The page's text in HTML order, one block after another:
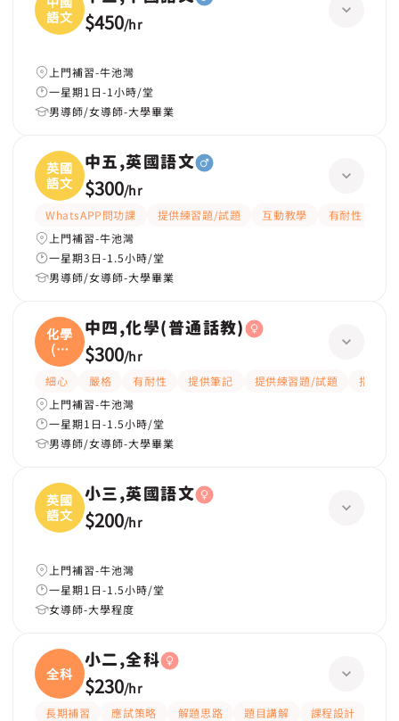
語文
$450/hr
上門補習-牛池灣
一星期1日-1小時/堂
男導師/女導師-大學畢業
英國
語文
中五,英國語文
$300/hr
WhatsAPP問功課 提供練習題/試題 互動教學 有耐性
上門補習-牛池灣
一星期3日-1.5小時/堂
男導師/女導師-大學畢業
化學
(普
通
中四,化學(普通話教)
$300/hr
細心 嚴格 有耐性 提供筆記 提供練習題/試題
指導功
上門補習-牛池灣
一星期1日-1.5小時/堂
男導師/女導師-大學畢業
英國
語文
小三,英國語文
$200/hr
上門補習-牛池灣
一星期1日-1.5小時/堂
女導師-大學程度
全科
小二,全科
$230/hr
長期補習 應試策略 解題思路 題目講解 課程設計